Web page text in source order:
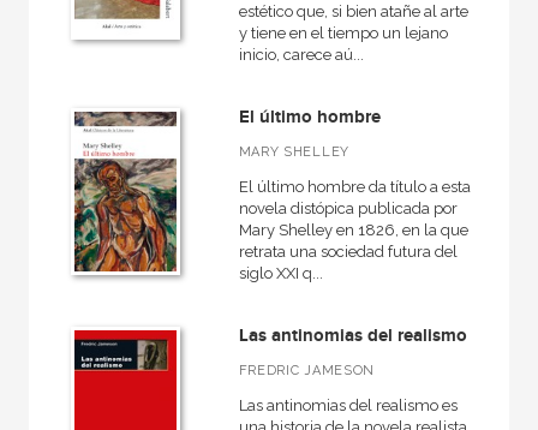
estético que, si bien atañe al arte
y tiene en el tiempo un lejano
inicio, carece aú...
El último hombre
MARY SHELLEY
El último hombre da título a esta
novela distópica publicada por
Mary Shelley en 1826, en la que
retrata una sociedad futura del
siglo XXI q...
Las antinomias del realismo
FREDRIC JAMESON
Las antinomias del realismo es